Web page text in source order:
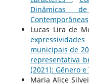
Dinâmicas
Contemporâneas
Lucas Lira de
municipais de
representativa
(2021): Gênero
Maria Alice